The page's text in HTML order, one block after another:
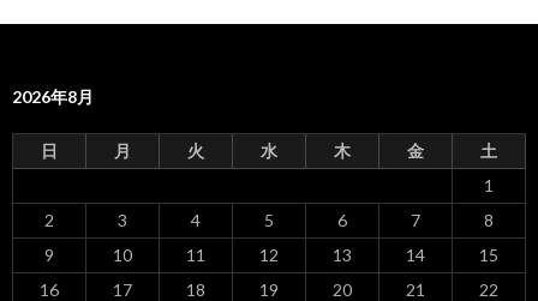
ゲ
シ
ョ
ン
2026年8月
日 月 火 水 木 金 土
1
2
3 4 5 6 7
8
9
10 11 12 13 14
15
16
17 18 19 20 21
22